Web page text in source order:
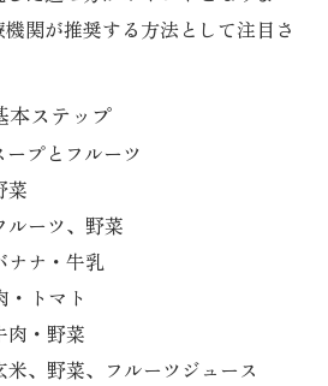
プにセロリはなぜ欠かせない
痩身的レシピで得られる健康
点でみるセロリの栄養と脂肪
脂肪燃焼食事管理の極意
でリバウンドを防ぐ脂肪燃焼
関が推奨する方法として注目さ
本ステップ
プとフルーツ
菜
ルーツ、野菜
ナナ・牛乳
トマト
肉・野菜
、野菜、フルーツジュース